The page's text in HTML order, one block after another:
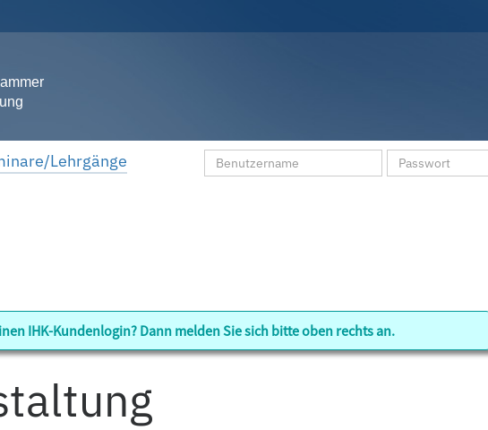
Lehrgänge
IHK-Kundenlogin? Dann melden Sie sich bitte oben rechts an.